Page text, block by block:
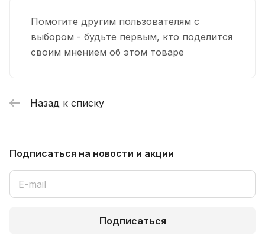
Помогите другим пользователям с
выбором - будьте первым, кто поделится
своим мнением об этом товаре
Назад к списку
Подписаться на новости и акции
Подписаться